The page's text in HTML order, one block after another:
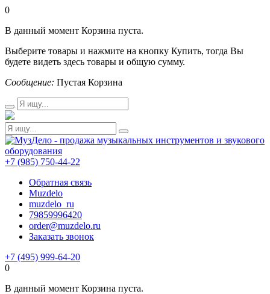
0
В данный момент Корзина пуста.
Выберите товары и нажмите на кнопку Купить, тогда Вы
будете видеть здесь товары и общую сумму.
Сообщение: Пустая Корзина
+7 (985) 750-44-22
Обратная связь
Muzdelo
muzdelo_ru
79859996420
order@muzdelo.ru
Заказать звонок
+7 (495) 999-64-20
0
В данный момент Корзина пуста.